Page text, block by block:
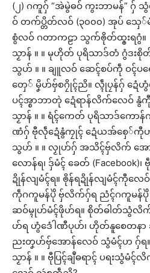
(၂) ဂကူဂှ် “အဲမွဲဓဝ် ကွးဘာမန်”
ဝ် တက်ပ္တိတ်လဝ် (၃၀၀၀) အုပ် သှေ်
စွံလဝ် ဂတာကဠာ သွက်ၜိုတ်ထ္ၜးရဂွံ။
သၟာန် ။ ။ မုဟိုတ် ပုရိသာဒ်တံ ဂွံဒး
သွဟ် ။ ။ ချူလဝ် ဆေၚ်စပ်ကဵု ဝၚ်ပ
တှေ် မၞိဟ်ဗှ်စဂၠိုၚ်ညိ။ လ္ၚဵုပၠန်ဂှ် ဍေံ
ပၚ်အ္စာဘာတုဲ ဍေံရာန်လိက်လေဝ် နွံ
သၟာန် ။ ။ ရံၚ်ကေတ် ပုရိသာဒ်က
ဏံဂှ် ဗီုလဵုဍေံနွံကၠုၚ် ဍေံယအ်စှေ်ကီုဟ
သွဟ် ။ ။ လၟုဟ်ဂှ် အသိၚ်ဗှ်လိက် အော
လောန်ရ၊ ဒှ်မံၚ် ခေတ်
ဍိုန်လျမံၚ်ရ။ ၜိုန်ရဍိုန်လျမံၚ်ကီုလေ
ကဵုဂကူမန်ပိုဲ ဗှ်လိက်ဂှ်ရ ညံၚ်ဂကူမန်
ဆဝ်မ္ၚုဟ်မံၚ်ဖိုဟ်ရ။ စိုတ်ဓါတ်သွံ
ဟ်ရ ဟွံဒေံါဏီပုဟ်၊ ဟိုတ်နူစေတန
ညးတၞဟ်ဗှ်အောန်လေဝ် သွံမံၚ်ဟ ဂှ်ရ။
သၟာန် ။ ။ ဗီုပြၚ်ချဳဓရာၚ် ပရးသွံ